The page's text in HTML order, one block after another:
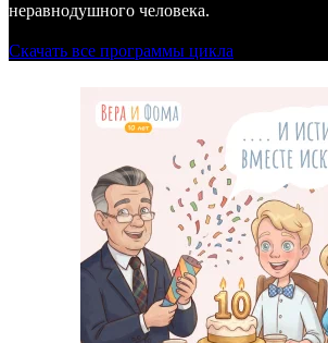
неравнодушного человека.
Скачать все программы цикла